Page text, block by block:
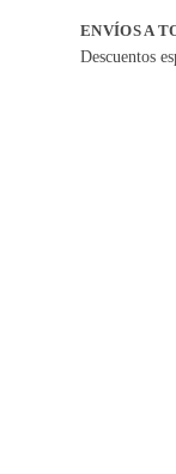
ENVÍOS A
Descuentos